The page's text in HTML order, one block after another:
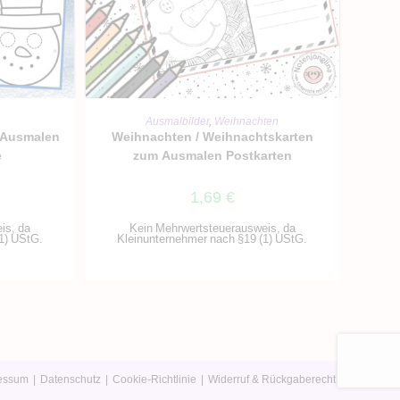
da
UStG.
IN DEN WARENKORB
Ausmalbilder, Weihnachten
Weihnachten / Weihnachtskarten
zum Ausmalen Postkarten
1,69 €
Kein Mehrwertsteuerausweis, da
Kleinunternehmer nach §19 (1) UStG.
Datenschutz Cookie-Richtlinie Widerruf & Rückgaberecht